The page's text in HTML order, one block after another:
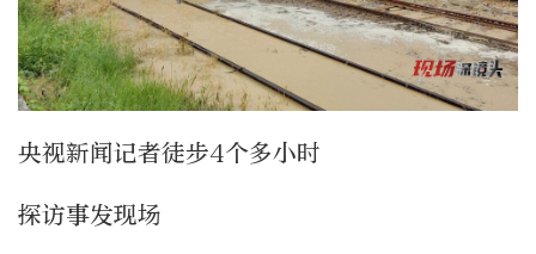
央视新闻记者徒步4个多小时
探访事发现场